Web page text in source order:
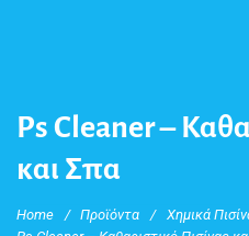
Ps Cleaner –
και Σπα
Home / Προϊόντα / Χημικά